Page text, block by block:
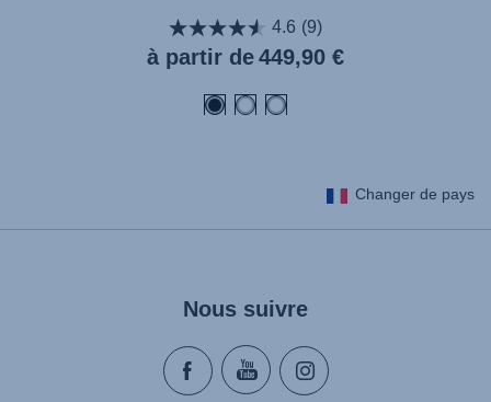
4.6 (9)
à partir dePrix
actuel
449,90 €
Changer de pays
Nous suivre